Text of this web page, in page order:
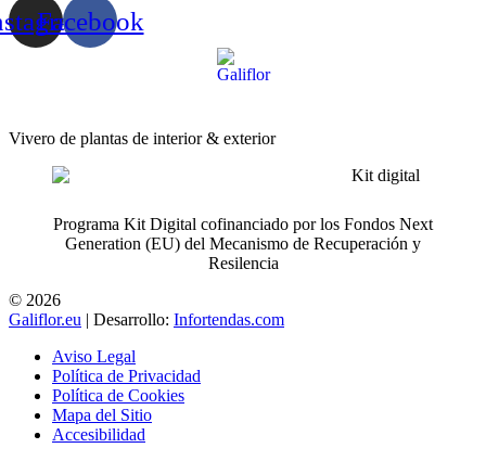
Facebook
Vivero de plantas de interior & exterior
Programa Kit Digital cofinanciado por los Fondos Next
Generation (EU) del Mecanismo de Recuperación y
Resilencia
© 2026
Galiflor.eu | Desarrollo: Infortendas.com
Aviso Legal
Política de Privacidad
Política de Cookies
Mapa del Sitio
Accesibilidad